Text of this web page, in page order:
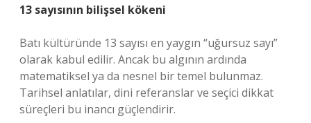
13 sayısının bilişsel kökeni
Batı kültüründe 13 sayısı en yaygın “uğursuz sayı”
olarak kabul edilir. Ancak bu algının ardında
matematiksel ya da nesnel bir temel bulunmaz.
Tarihsel anlatılar, dini referanslar ve seçici dikkat
süreçleri bu inancı güçlendirir.